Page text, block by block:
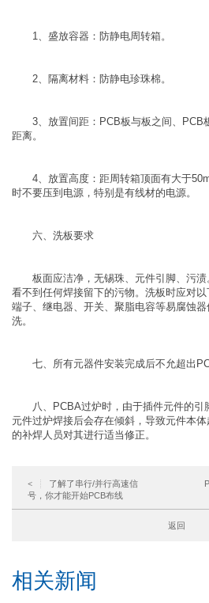
1、盛放容器：防静电周转箱。
2、隔离材料：防静电珍珠棉。
3、放置间距：PCB板与板之间、PCB
距离。
4、放置高度：距周转箱顶面有大于
时不要压到电源，特别是有线材的电源。
六、洗板要求
板面应洁净，无锡珠、元件引脚、污渍
看不到任何焊接留下的污物。洗板时应对
端子、继电器、开关、聚脂电容等易腐蚀
洗。
七、所有元器件安装完成后不允超出
八、PCBA过炉时，由于插件元件的引
元件过炉焊接后会存在倾斜，导致元件本
的补焊人员对其进行适当修正。
<
了解了串行/并行高速信
号，你才能开始PCB布线
返回
相关新闻